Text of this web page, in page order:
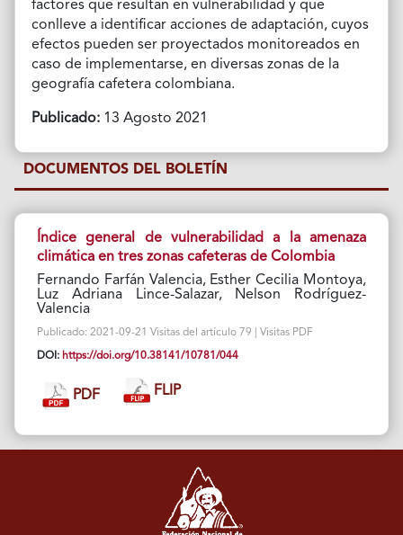
factores que resultan en vulnerabilidad y que
conlleve a identificar acciones de adaptación, cuyos
efectos pueden ser proyectados monitoreados en
caso de implementarse, en diversas zonas de la
geografía cafetera colombiana.
Publicado:13 Agosto 2021
DOCUMENTOS DEL BOLETÍN
Índice general de vulnerabilidad a la amenaza
climática en tres zonas cafeteras de Colombia
Fernando Farfán Valencia, Esther Cecilia Montoya,
Luz Adriana Lince-Salazar, Nelson Rodríguez-
Valencia
Publicado: 2021-09-21 Visitas del artículo 79 | Visitas PDF
DOI: https://doi.org/10.38141/10781/044
PDF FLIP